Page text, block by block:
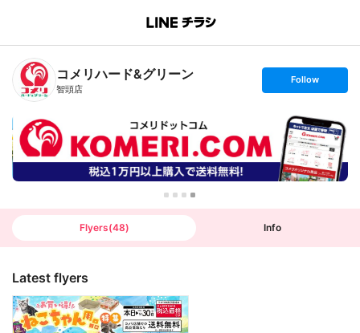
B
n
T
コメリハード&グリーン
智頭店
s
t
o
l
l
o
w
Follow
Flyers(48) Info
Latest flyers